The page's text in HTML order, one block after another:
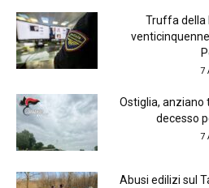
Truffa della
7
Ostiglia, anziano
decesso
7
Abusi edilizi sul